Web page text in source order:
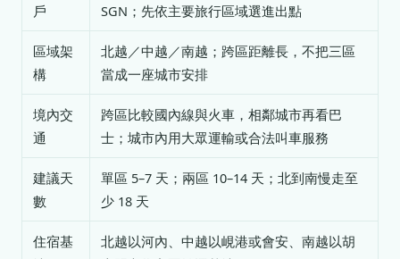
戶
SGN；先依主要旅行區域選進出點
區域架
構
北越／中越／南越；跨區距離長，不把三區
當成一座城市安排
境內交
通
跨區比較國內線與火車，相鄰城市再看巴
士；城市內用大眾運輸或合法叫車服務
建議天
數
單區 5–7 天；兩區 10–14 天；北到南慢走至
少 18 天
住宿基
北越以河內、中越以峴港或會安、南越以胡